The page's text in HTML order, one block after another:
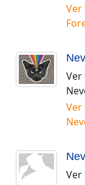
Ver
Ver
Ver
Ver